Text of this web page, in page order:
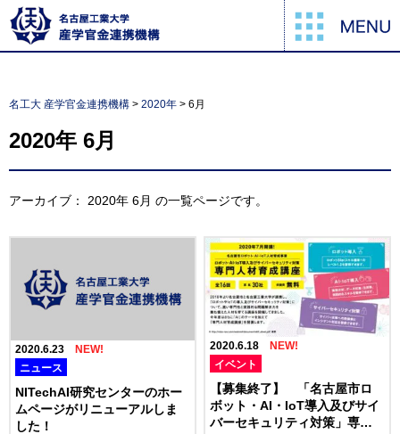
名工大 産学官金連携機構 > 2020年 > 6月
2020年 6月
アーカイブ： 2020年 6月 の一覧ページです。
2020.6.23
ニュース
NITechAI研究センターのホー
ムページがリニューアルしま
した！
2020.6.18
イベント
【募集終了】 「名古屋市ロ
ボット・AI・IoT導入及びサイ
バーセキュリティ対策」専門